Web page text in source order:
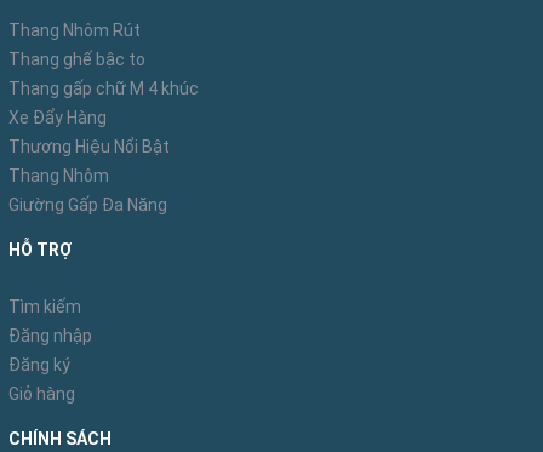
***Lưu ý!
– Tuyệt đối không
AMECA
không thể chốt được.
– Sử dụng trên mặt phẳng đồng đều, bề mặt
không gập ghềnh và không bị lún
– Tuyệt đối không được đứng trên thang và cố
gắng di chuyển thang
– Không được tăng chiều cao cho thang nhôm
chữ A bằng cách kê chân thang hoặc chồng thêm
Thang Nhôm Rút
Thang ghế bậc to
Thang gấp chữ M 4 khúc
Xe Đẩy Hàng
Thương Hiệu Nổi Bật
Thang Nhôm
Giường Gấp Đa Năng
HỖ TRỢ
Tìm kiếm
Đăng nhập
Đăng ký
Giỏ hàng
CHÍNH SÁCH